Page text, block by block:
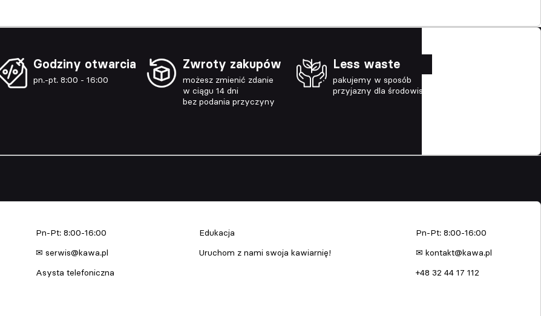
Godziny otwarcia
pn.-pt. 8:00 - 16:00
Zwroty zakupów
możesz zmienić zdanie
w ciągu 14 dni
bez podania przyczyny
Less waste
pakujemy w sposób
przyjazny dla środowiska
Pn-Pt: 8:00-16:00
✉ serwis@kawa.pl
Asysta telefoniczna
Edukacja
Uruchom z nami swoja kawiarnię!
Pn-Pt: 8:00-16:00
✉ kontakt@kawa.pl
+48 32 44 17 112